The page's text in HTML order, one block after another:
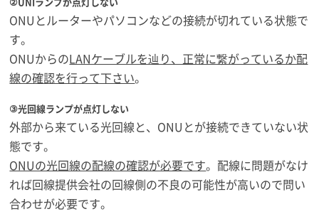
ONUとルーターやパソコンなどの接続が切れている状態で
す。
ONUからのLANケーブルを辿り、正常に繋がっているか配
線の確認を行って下さい。
③光回線ランプが点灯しない
外部から来ている光回線と、ONUとが接続できていない状
態です。
ONUの光回線の配線の確認が必要です。配線に問題がなけ
れば回線提供会社の回線側の不良の可能性が高いので問い
合わせが必要です。